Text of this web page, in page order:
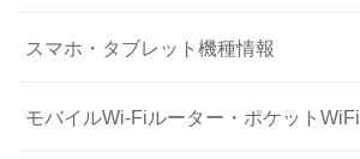
スマホ・タブレット機種情報
モバイルWi-Fiルーター・ポケットWiFi